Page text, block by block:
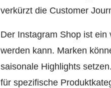
verkürzt die Customer
Der Instagram Shop ist
werden kann. Marken
saisonale Highlights
für spezifische